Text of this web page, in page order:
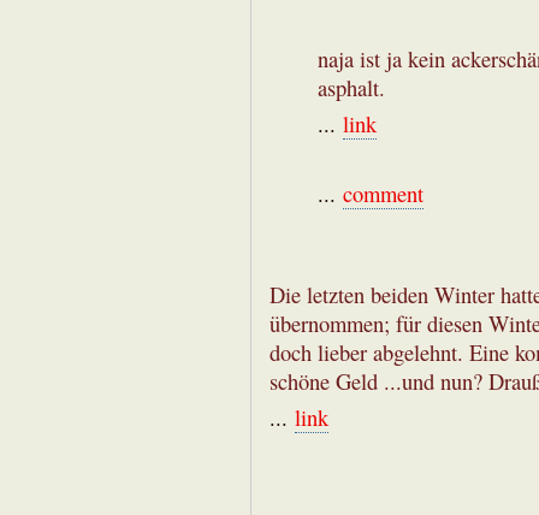
naja ist ja kein
asphalt.
... link
... comment
Die letzten beiden Winter
übernommen; für diesen
doch lieber abgelehnt. Eine
schöne Geld ...und nun?
... link